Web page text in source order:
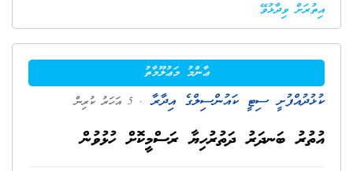
އިތުރަށް ވިދާޅުވޭ
ޢާންމު މަޢުލޫމާތު
ކުޅުދުއްފުށީ ސިޓީ ކައުންސިލްގެ އިދާރާ . 5 އަހަރު ކުރިން
އުތުރު ބަނދަރު ދަތުރުހިޔާ ރަސްމީކޮށް ހުޅުވުން